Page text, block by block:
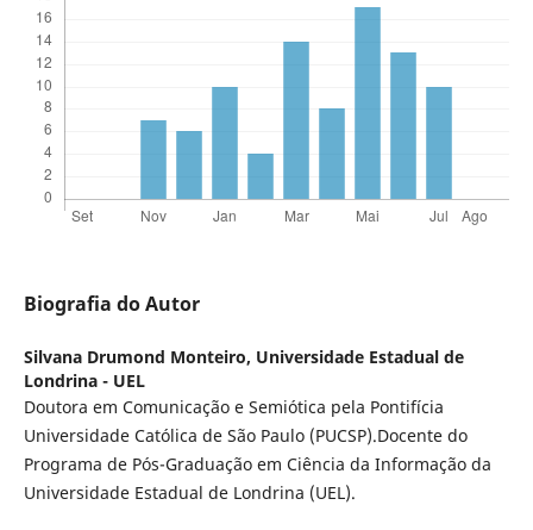
Biografia do Autor
Silvana Drumond Monteiro, Universidade Estadual de
Londrina - UEL
Doutora em Comunicação e Semiótica pela Pontifícia
Universidade Católica de São Paulo (PUCSP).Docente do
Programa de Pós-Graduação em Ciência da Informação da
Universidade Estadual de Londrina (UEL).